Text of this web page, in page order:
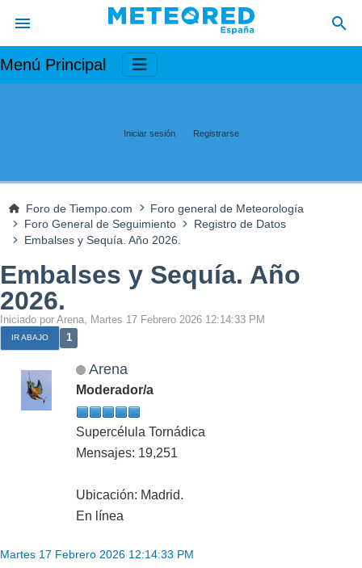
Menú Principal
Iniciar sesión Registrarse
Foro de Tiempo.com
Foro general de Meteorología
Foro General de Seguimiento
Registro de Datos
Embalses y Sequía. Año 2026.
Embalses y Sequía. Año
2026.
Iniciado por Arena, Martes 17 Febrero 2026 12:14:33 PM
IR ABAJO 1
Arena
Moderador/a
Supercélula Tornádica
Mensajes: 19,251
Ubicación: Madrid.
En línea
Martes 17 Febrero 2026 12:14:33 PM